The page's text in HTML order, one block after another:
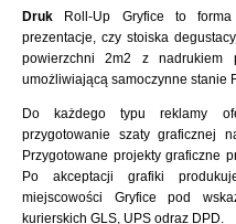
Druk Roll-Up Gryfice to forma
prezentacje, czy stoiska
powierzchni 2m2 z nadrukiem
umożliwiającą samoczynne stanie
Do każdego typu reklamy
przygotowanie szaty graficznej
Przygotowane projekty graficzne
Po akceptacji grafiki
miejscowości Gryfice pod
kurierskich GLS, UPS odraz DPD.